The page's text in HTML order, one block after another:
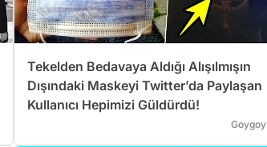
Tekelden Bedavaya Aldığı Alışılmışın
Dışındaki Maskeyi Twitter’da Paylaşan
Kullanıcı Hepimizi Güldürdü!
Goygoy